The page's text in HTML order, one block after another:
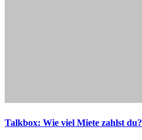
Talkbox: Wie viel Miete zahlst du?